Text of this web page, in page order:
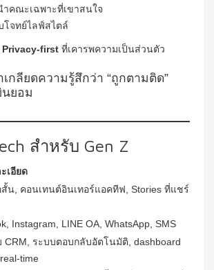
ำคณะเฉพาะที่เขาสนใจ
โจทย์ไลฟ์สไตล์
Privacy-first ที่เคารพความเป็นส่วนตัว
กลียดความรู้สึกว่า “ถูกตามติด”
นยอม
สำหรับ Gen Z
เอียด
น, คอนเทนต์อินเทอร์แอคทีฟ, Stories ที่แชร์
Instagram, LINE OA, WhatsApp, SMS
CRM, ระบบตอบกลับอัตโนมัติ, dashboard
time